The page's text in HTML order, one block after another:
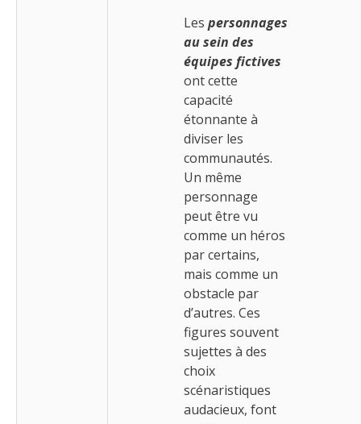
Les personnages
au sein des
équipes fictives
ont cette
capacité
étonnante à
diviser les
communautés.
Un même
personnage
peut être vu
comme un héros
par certains,
mais comme un
obstacle par
d’autres. Ces
figures souvent
sujettes à des
choix
scénaristiques
audacieux, font